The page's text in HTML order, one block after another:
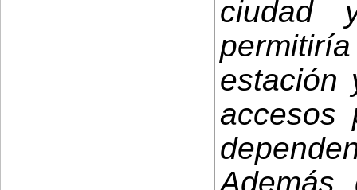
ciudad
estación
accesos
Además